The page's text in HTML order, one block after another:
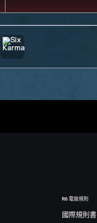
R6 電競規則
國際規則書